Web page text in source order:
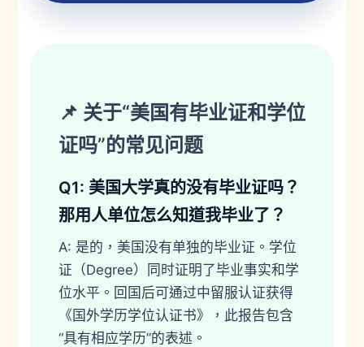
📌 关于“美国有毕业证和学位
证吗”的常见问题
Q1: 美国大学真的没有毕业证吗？
那用人单位怎么知道我毕业了？
A: 是的，美国没有单独的毕业证。学位
证（Degree）同时证明了毕业事实和学
位水平。回国后可通过中留服认证获得
《国外学历学位认证书》，此报告包含
“具有相应学历”的表述。